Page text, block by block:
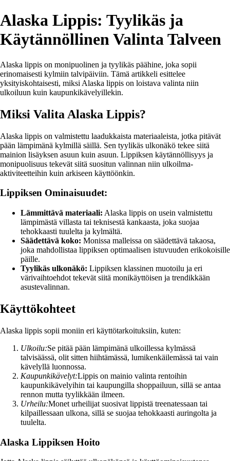
Alaska Lippis: Tyylikäs ja
Käytännöllinen Valinta Talveen
Alaska lippis on monipuolinen ja tyylikäs päähine, joka sopii
erinomaisesti kylmiin talvipäiviin. Tämä artikkeli esittelee
yksityiskohtaisesti, miksi Alaska lippis on loistava valinta niin
ulkoiluun kuin kaupunkikävelyillekin.
Miksi Valita Alaska Lippis?
Alaska lippis on valmistettu laadukkaista materiaaleista, jotka pitävät
pään lämpimänä kylmillä säillä. Sen tyylikäs ulkonäkö tekee siitä
mainion lisäyksen asuun kuin asuun. Lippiksen käytännöllisyys ja
monipuolisuus tekevät siitä suositun valinnan niin ulkoilma-
aktiviteetteihin kuin arkiseen käyttöönkin.
Lippiksen Ominaisuudet:
Lämmittävä materiaali: Alaska lippis on usein valmistettu
lämpimästä villasta tai teknisestä kankaasta, joka suojaa
tehokkaasti tuulelta ja kylmältä.
Säädettävä koko: Monissa malleissa on säädettävä takaosa,
joka mahdollistaa lippiksen optimaalisen istuvuuden erikokoisille
päille.
Tyylikäs ulkonäkö: Lippiksen klassinen muotoilu ja eri
värivaihtoehdot tekevät siitä monikäyttöisen ja trendikkään
asustevalinnan.
Käyttökohteet
Alaska lippis sopii moniin eri käyttötarkoituksiin, kuten:
Ulkoilu:Se pitää pään lämpimänä ulkoillessa kylmässä
talvisäässä, olit sitten hiihtämässä, lumikenkäilemässä tai vain
kävelyllä luonnossa.
Kaupunkikävelyt:Lippis on mainio valinta rentoihin
kaupunkikävelyihin tai kaupungilla shoppailuun, sillä se antaa
rennon mutta tyylikkään ilmeen.
Urheilu:Monet urheilijat suosivat lippistä treenatessaan tai
kilpaillessaan ulkona, sillä se suojaa tehokkaasti auringolta ja
tuulelta.
Alaska Lippiksen Hoito